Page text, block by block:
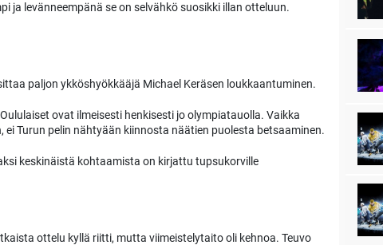
ja levänneempänä se on selvähkö suosikki illan otteluun.
paljon ykköshyökkääjä Michael Keräsen loukkaantuminen.
ovat ilmeisesti henkisesti jo olympiatauolla. Vaikka
Turun pelin nähtyään kiinnosta näätien puolesta betsaaminen.
keskinäistä kohtaamista on kirjattu tupsukorville
ottelu kyllä riitti, mutta viimeistelytaito oli kehnoa. Teuvo